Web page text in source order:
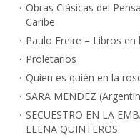
Obras Clásicas del
Caribe
Paulo Freire – Libros en
Proletarios
Quien es quién en la
SARA MENDEZ
SECUESTRO EN LA
ELENA QUINTEROS.